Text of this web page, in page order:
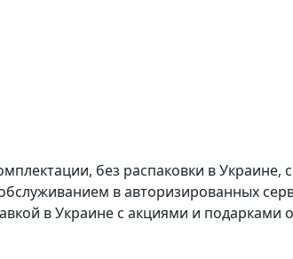
без распаковки в Украине,
в авторизированных
в Украине с акциями и подарками